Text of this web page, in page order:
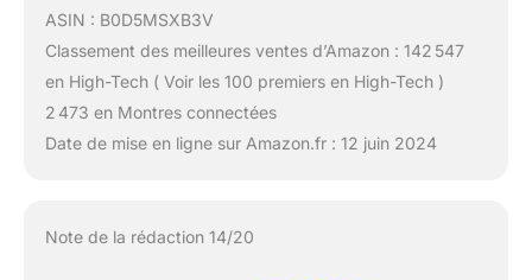
ASIN : B0D5MSXB3V
Classement des meilleures ventes d’Amazon : 142 547
en High-Tech ( Voir les 100 premiers en High-Tech )
2 473 en Montres connectées
Date de mise en ligne sur Amazon.fr : 12 juin 2024
Note de la rédaction 14/20